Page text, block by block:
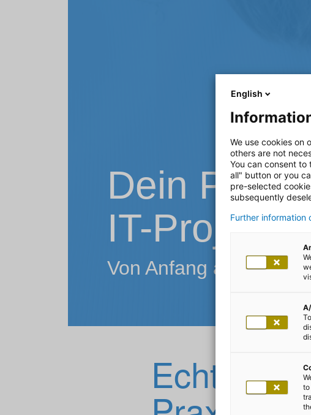
Dein
IT-Projekt
Von Anfang an Teil
Echte
English
We use cookies on
others are not
You can consent
all" button or you
pre-selected
subsequently
Further information
to